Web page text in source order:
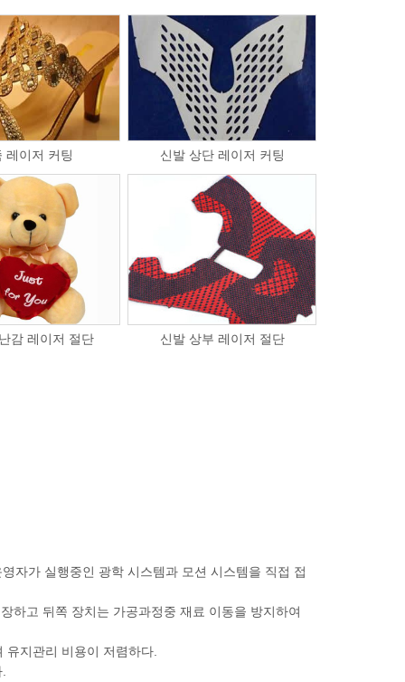
레이저 커팅 신발 상단 레이저 커팅
감 레이저 절단 신발 상부 레이저 절단
자가 실행중인 광학 시스템과 모션 시스템을 직접 접
하고 뒤쪽 장치는 가공과정중 재료 이동을 방지하여
지관리 비용이 저렴하다.